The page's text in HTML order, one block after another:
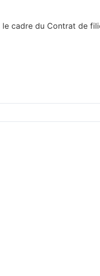
le cadre du Contrat de